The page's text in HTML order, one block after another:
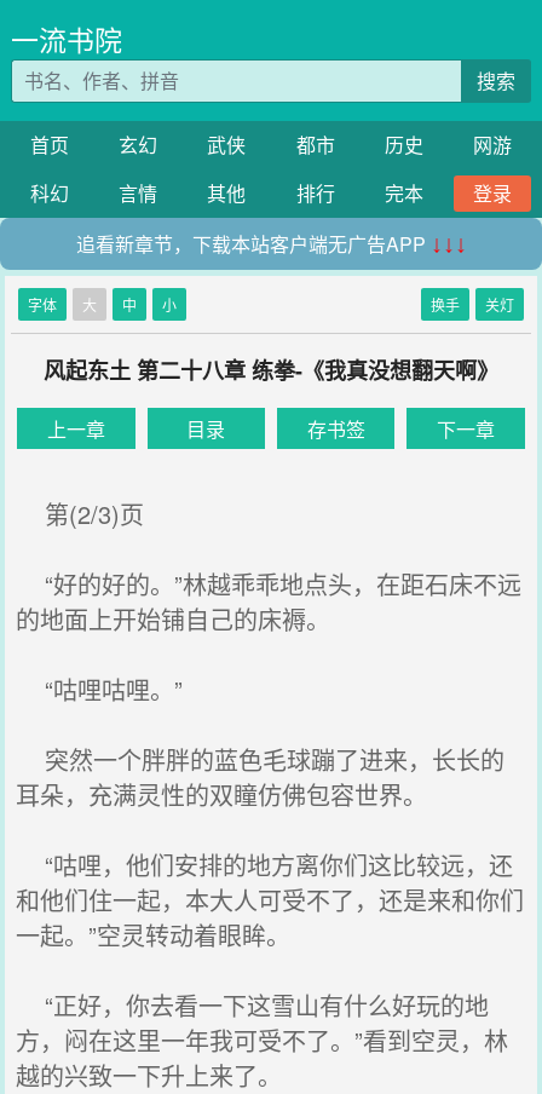
一流书院
搜索
首页 玄幻 武侠 都市 历史
网游
科幻
言情 其他 排行 完本
登录
追看新章节，下载本站客户端无广告APP ↓↓↓
字体 大 中 小 换手 关灯
风起东土 第二十八章 练拳-《我真没想翻天啊》
上一章 目录 存书签 下一章
第(2/3)页
“好的好的。”林越乖乖地点头，在距石床不远
的地面上开始铺自己的床褥。
“咕哩咕哩。”
突然一个胖胖的蓝色毛球蹦了进来，长长的
耳朵，充满灵性的双瞳仿佛包容世界。
“咕哩，他们安排的地方离你们这比较远，还
和他们住一起，本大人可受不了，还是来和你们
一起。”空灵转动着眼眸。
“正好，你去看一下这雪山有什么好玩的地
方，闷在这里一年我可受不了。”看到空灵，林
越的兴致一下升上来了。